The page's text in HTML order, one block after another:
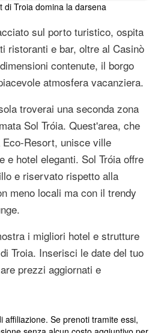
di Troia domina la darsena
sul porto turistico, ospita
ristoranti e bar, oltre al Casinò
contenute, il borgo
atmosfera vacanziera.
troverai una seconda zona
Sol Tróia. Quest'area, che
Eco-Resort, unisce ville
e hotel eleganti. Sol Tróia offre
e riservato rispetto alla
meno locali ma con il trendy
i migliori hotel e strutture
Troia. Inserisci le date del tuo
prezzi aggiornati e
affiliazione. Se prenoti tramite essi,